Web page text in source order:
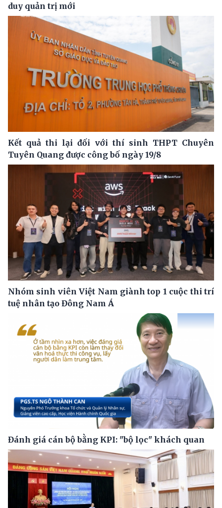
duy quản trị mới
Kết quả thi lại đối với thí sinh THPT Chuyên
Tuyên Quang được công bố ngày 19/8
Nhóm sinh viên Việt Nam giành top 1 cuộc thi trí
tuệ nhân tạo Đông Nam Á
Đánh giá cán bộ bằng KPI: "bộ lọc" khách quan